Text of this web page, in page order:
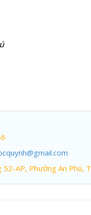
AP, Phường An Phú,